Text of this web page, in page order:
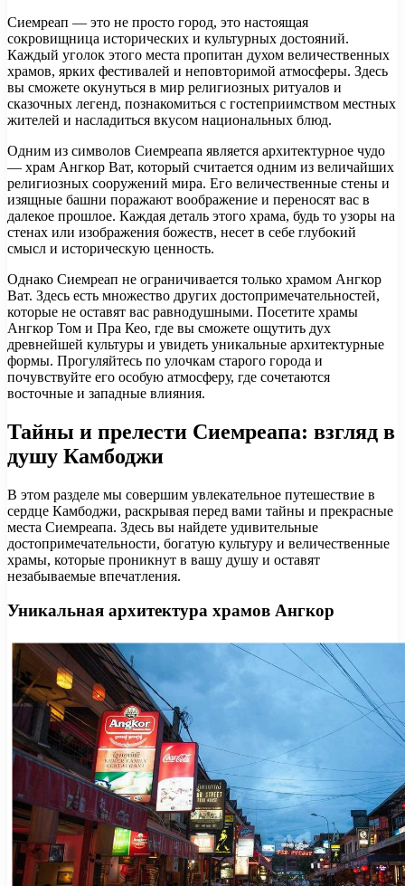
Сиемреап — это не просто город, это настоящая
сокровищница исторических и культурных достояний.
Каждый уголок этого места пропитан духом величественных
храмов, ярких фестивалей и неповторимой атмосферы. Здесь
вы сможете окунуться в мир религиозных ритуалов и
сказочных легенд, познакомиться с гостеприимством местных
жителей и насладиться вкусом национальных блюд.
Одним из символов Сиемреапа является архитектурное чудо
— храм Ангкор Ват, который считается одним из величайших
религиозных сооружений мира. Его величественные стены и
изящные башни поражают воображение и переносят вас в
далекое прошлое. Каждая деталь этого храма, будь то узоры на
стенах или изображения божеств, несет в себе глубокий
смысл и историческую ценность.
Однако Сиемреап не ограничивается только храмом Ангкор
Ват. Здесь есть множество других достопримечательностей,
которые не оставят вас равнодушными. Посетите храмы
Ангкор Том и Пра Кео, где вы сможете ощутить дух
древнейшей культуры и увидеть уникальные архитектурные
формы. Прогуляйтесь по улочкам старого города и
почувствуйте его особую атмосферу, где сочетаются
восточные и западные влияния.
Тайны и прелести Сиемреапа: взгляд в
душу Камбоджи
В этом разделе мы совершим увлекательное путешествие в
сердце Камбоджи, раскрывая перед вами тайны и прекрасные
места Сиемреапа. Здесь вы найдете удивительные
достопримечательности, богатую культуру и величественные
храмы, которые проникнут в вашу душу и оставят
незабываемые впечатления.
Уникальная архитектура храмов Ангкор